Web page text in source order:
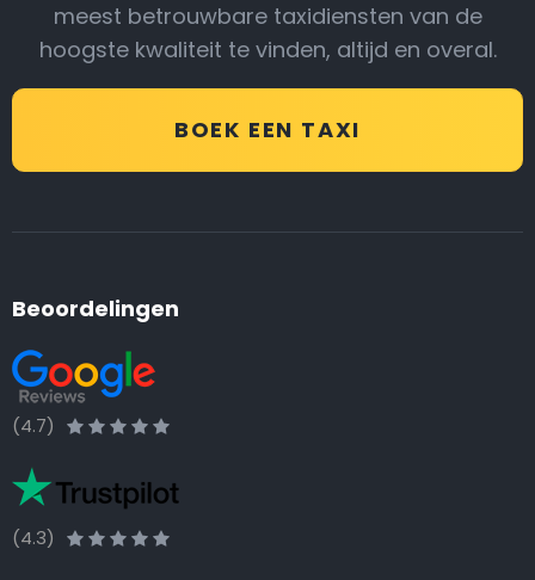
meest betrouwbare taxidiensten van de
hoogste kwaliteit te vinden, altijd en overal.
BOEK EEN TAXI
Beoordelingen
(4.7)
(4.3)